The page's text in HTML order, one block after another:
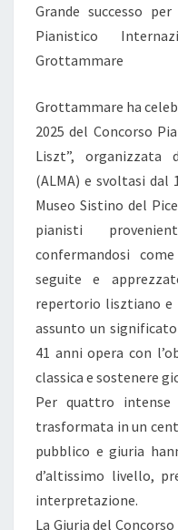
Grande successo
Pianistico
Grottammare
Grottammare ha
2025 del Concorso
Liszt”, organizzata
(ALMA) e svoltasi
Museo Sistino del
pianisti
confermandosi
seguite e
repertorio lisztiano e
assunto un significato
41 anni opera con
classica e sostenere
Per quattro
trasformata in un
pubblico e giuria
d’altissimo livello,
interpretazione.
La Giuria del